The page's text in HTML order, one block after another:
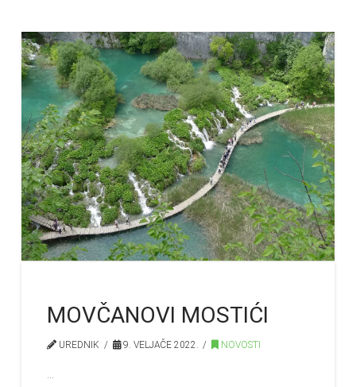
MOVČANOVI MOSTIĆI
UREDNIK 9. VELJAČE 2022. NOVOSTI